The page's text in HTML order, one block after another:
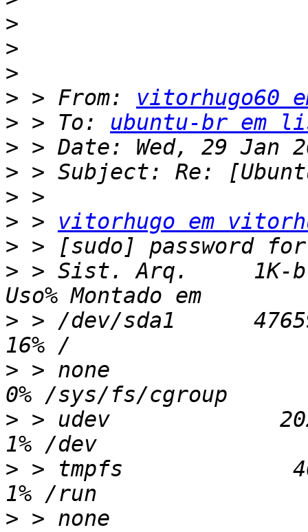
>
>
>
> > From: vitorhugo60
> > To: ubuntu-br em
>
>
>
> > vitorhugo em
>
> > Sist. Arq.     1K-
> > /dev/sda1
> > none
> > udev
> > tmpfs
> > none